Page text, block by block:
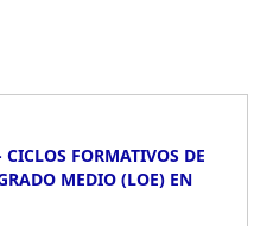
FORMATIVOS DE
MEDIO (LOE) EN